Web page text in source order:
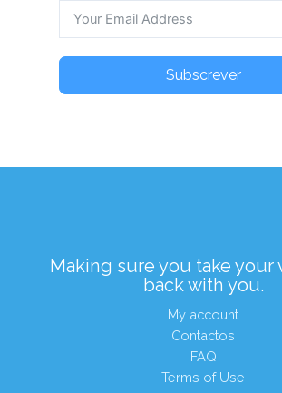
Subscrever
Making sure you take your
back with you.
My account
Contactos
FAQ
Terms of Use